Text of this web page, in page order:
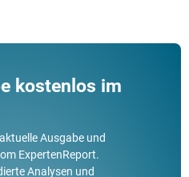
kostenlos im
Ausgabe und
ExpertenReport.
Analysen und